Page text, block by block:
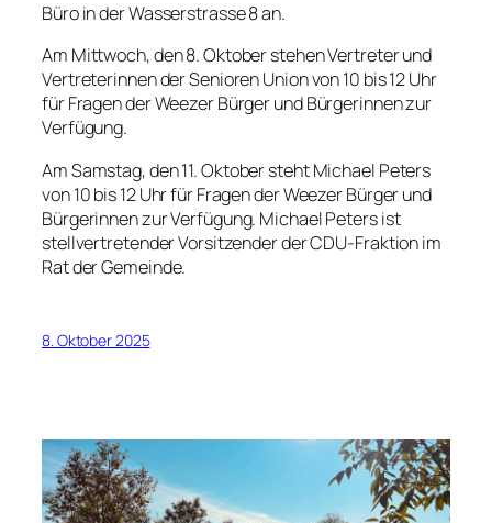
Büro in der Wasserstrasse 8 an.
Am Mittwoch, den 8. Oktober stehen Vertreter und
Vertreterinnen der Senioren Union von 10 bis 12 Uhr
für Fragen der Weezer Bürger und Bürgerinnen zur
Verfügung.
Am Samstag, den 11. Oktober steht Michael Peters
von 10 bis 12 Uhr für Fragen der Weezer Bürger und
Bürgerinnen zur Verfügung. Michael Peters ist
stellvertretender Vorsitzender der CDU-Fraktion im
Rat der Gemeinde.
8. Oktober 2025